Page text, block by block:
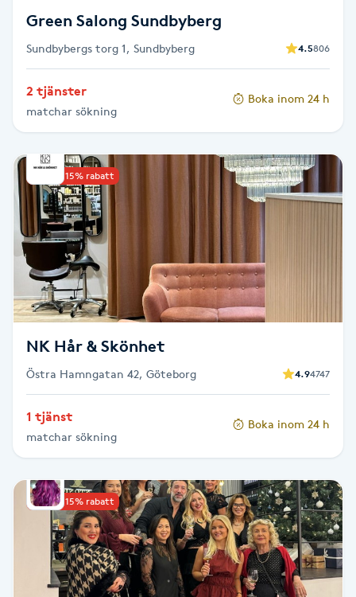
Föning
Gelenaglar
Gellack
Gellack med förstärkning
Gravidmassage
Gravidyoga
Gruppträning
Gua Sha-massage
Hatha Yoga
Headspa
Healing
Herrklippning
Green Salong Sundbyberg
Sundbybergs torg 1, Sundbyberg 4.5806
2 tjänster
matchar sökning
Boka inom 24 h
Upp till 15% rabatt
NK Hår & Skönhet
Östra Hamngatan 42, Göteborg 4.94747
1 tjänst
matchar sökning
Boka inom 24 h
Upp till 15% rabatt